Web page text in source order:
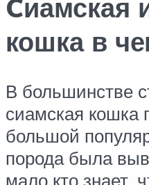
Cиамская
кошка в
В большинстве
сиамская кошка
большой
порода была
мало кто знает,